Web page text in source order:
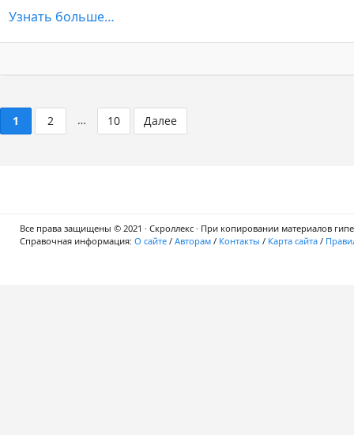
Узнать больше…
1 2 … 10 Далее
Все права защищены © 2021 · Скроллекс · При копировании материалов
Справочная информация: О сайте / Авторам / Контакты / Карта сайта /